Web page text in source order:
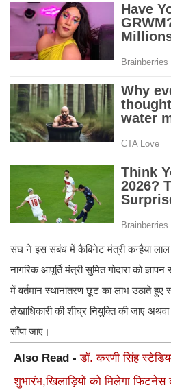
संघ ने इस संबंध में कैबिनेट मंत्री कन्हैया लाल
नागरिक आपूर्ति मंत्री सुमित गोदारा को
में वर्तमान स्थानांतरण छूट का लाभ उठाते हुए
लेखाधिकारी की शीघ्र नियुक्ति की जाए
सौंपा जाए।
Also Read -डॉ. करणी सिंह
शुभारंभ,खिलाड़ियों को मिलेगा फिटनेस